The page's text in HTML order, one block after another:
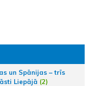
un Spānijas – trīs
Liepājā (2)